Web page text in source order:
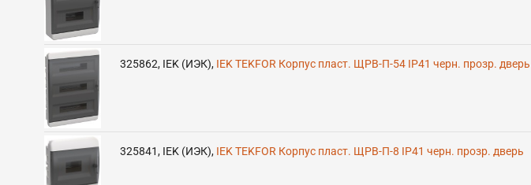
325862, IEK (ИЭК), IEK TEKFOR Корпус пласт. ЩРВ-П-54 IP41 черн. прозр. дверь
325841, IEK (ИЭК), IEK TEKFOR Корпус пласт. ЩРВ-П-8 IP41 черн. прозр. дверь